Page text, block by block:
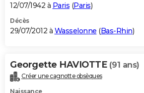
12/07/1942 à Paris (Paris)
Décès
29/07/2012 à Wasselonne (Bas-Rhin)
Georgette HAVIOTTE (91 ans)
Créer une cagnotte obsèques
Naissance